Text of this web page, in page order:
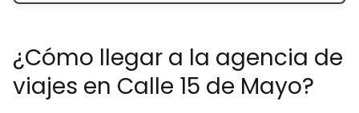
¿Cómo llegar a la agencia de
viajes en Calle 15 de Mayo?